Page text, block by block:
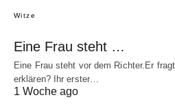
Witze
Eine Frau steht …
Eine Frau steht vor dem Richter.Er
erklären? Ihr erster…
1 Woche ago